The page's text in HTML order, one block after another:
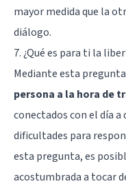
mayor medida que la
diálogo.
7. ¿Qué es para ti la
Mediante esta pregunta
persona a la hora de
conectados con el día
dificultades para
esta pregunta, es
acostumbrada a tocar